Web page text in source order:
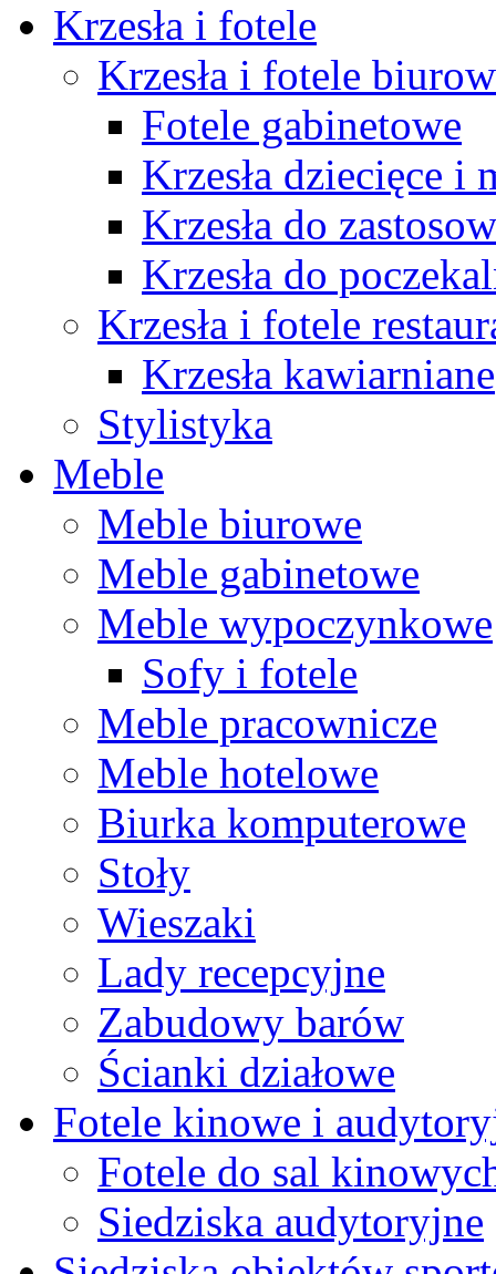
Krzesła i fotele
Krzesła i fotele
Fotele gabinetowe
Krzesła dziecięce i
Krzesła do
Krzesła do
Krzesła i fotele
Krzesła kawiarniane
Stylistyka
Meble
Meble biurowe
Meble gabinetowe
Meble wypoczynkowe
Sofy i fotele
Meble pracownicze
Meble hotelowe
Biurka komputerowe
Stoły
Wieszaki
Lady recepcyjne
Zabudowy barów
Ścianki działowe
Fotele kinowe i
Fotele do sal
Siedziska audytoryjne